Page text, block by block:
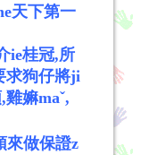
天下第一
ie桂冠,所
求狗仔將ji
雞嫲maˇ,
來做保證z